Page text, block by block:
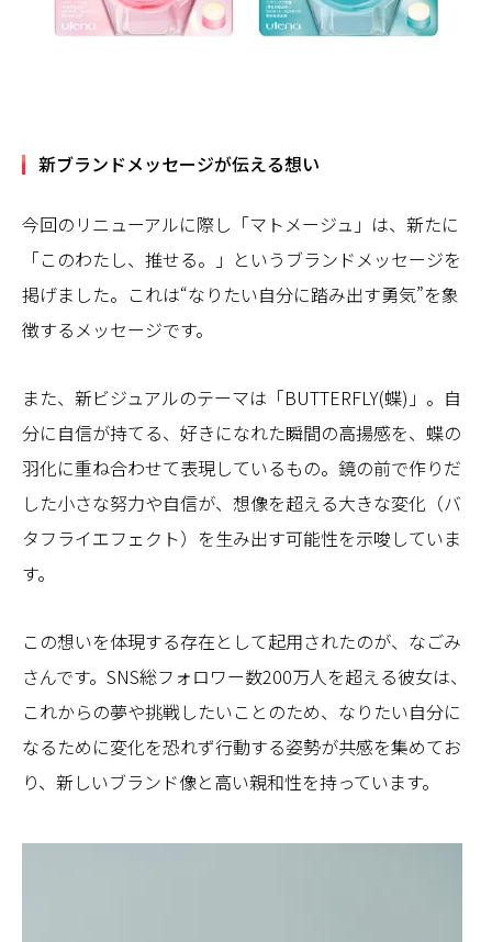
新ブランドメッセージが伝える想い
今回のリニューアルに際し「マトメージュ」は、新たに
「このわたし、推せる。」というブランドメッセージを
掲げました。これは“なりたい自分に踏み出す勇気”を象
徴するメッセージです。
また、新ビジュアルのテーマは「BUTTERFLY(蝶)」。自
分に自信が持てる、好きになれた瞬間の高揚感を、蝶の
羽化に重ね合わせて表現しているもの。鏡の前で作りだ
した小さな努力や自信が、想像を超える大きな変化（バ
タフライエフェクト）を生み出す可能性を示唆していま
す。
この想いを体現する存在として起用されたのが、なごみ
さんです。SNS総フォロワー数200万人を超える彼女は、
これからの夢や挑戦したいことのため、なりたい自分に
なるために変化を恐れず行動する姿勢が共感を集めてお
り、新しいブランド像と高い親和性を持っています。